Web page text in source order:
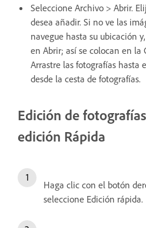
Seleccione Archivo > Abrir.
desea añadir. Si no ve las
navegue hasta su ubicación
en Abrir; así se colocan en la
Arrastre las fotografías hasta
desde la cesta de fotografías.
Edición de
edición Rápida
Haga clic con el botón
seleccione Edición rápida.